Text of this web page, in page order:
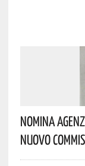
Nomina
Nuovo